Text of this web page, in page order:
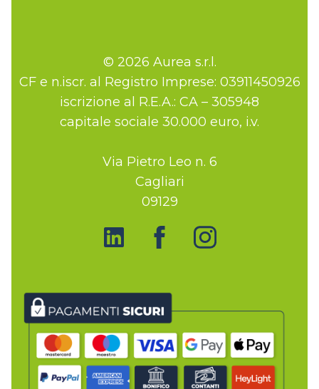
© 2026 Aurea s.r.l.
CF e n.iscr. al Registro Imprese: 03911450926
iscrizione al R.E.A.: CA – 305948
capitale sociale 30.000 euro, i.v.
Via Pietro Leo n. 6
Cagliari
09129